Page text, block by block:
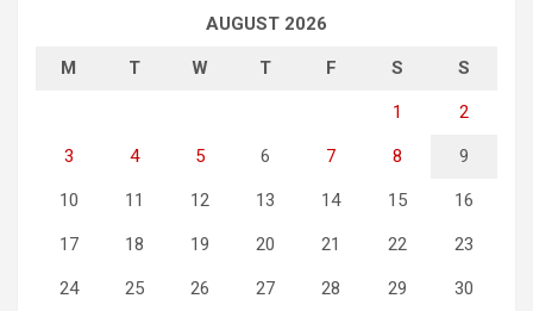
AUGUST 2026
M T W T F S S
1 2
3 4 5 6 7 8 9
10 11 12 13 14 15 16
17 18 19 20 21 22 23
24 25 26 27 28 29 30